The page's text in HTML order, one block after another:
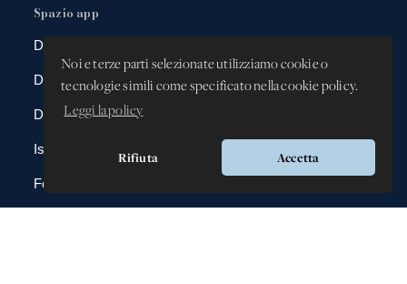
Noi e terze parti selezionate utilizziamo cookie o
tecnologie simili come specificato nella cookie policy.
Leggi la policy
Rifiuta Accetta
Spazio app
DBAnima
DBContest
DBDrive
Iscrizioni
Fotografie